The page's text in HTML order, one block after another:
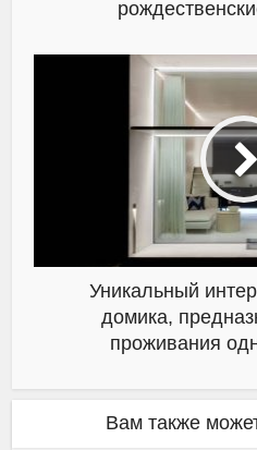
Уникальный
домика,
проживания
Вам также